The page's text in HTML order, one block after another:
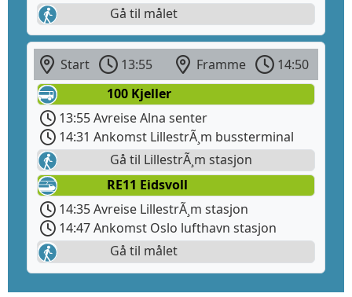
Gå til målet
Start 13:55 Framme
14:50
100 Kjeller
13:55 Avreise Alna senter
14:31 Ankomst LillestrÃ¸m bussterminal
Gå til LillestrÃ¸m stasjon
RE11 Eidsvoll
14:35 Avreise LillestrÃ¸m stasjon
14:47 Ankomst Oslo lufthavn stasjon
Gå til målet